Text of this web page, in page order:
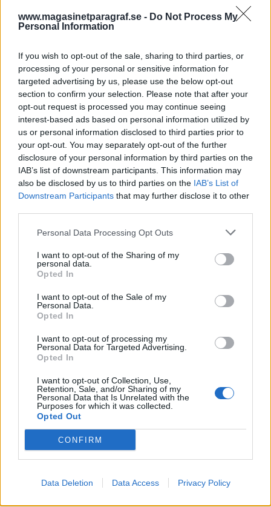
www.magasinetparagraf.se - Do Not Process My
Personal Information
If you wish to opt-out of the sale, sharing to third parties, or
processing of your personal or sensitive information for
targeted advertising by us, please use the below opt-out
section to confirm your selection. Please note that after your
opt-out request is processed you may continue seeing
interest-based ads based on personal information utilized by
us or personal information disclosed to third parties prior to
your opt-out. You may separately opt-out of the further
disclosure of your personal information by third parties on the
IAB’s list of downstream participants. This information may
also be disclosed by us to third parties on the IAB’s List of
Downstream Participants that may further disclose it to other
Personal Data Processing Opt Outs
I want to opt-out of the Sharing of my
personal data.
Opted In
I want to opt-out of the Sale of my
Personal Data.
Opted In
I want to opt-out of processing my
Personal Data for Targeted Advertising.
Opted In
I want to opt-out of Collection, Use,
Retention, Sale, and/or Sharing of my
Personal Data that Is Unrelated with the
Purposes for which it was collected.
Opted Out
CONFIRM
Data Deletion Data Access Privacy Policy
DEBATT
En uppdiktad verklighet
Envar som är någorlunda insatt i det svenska
rättssystemet vet att Åklagarmyndigheten, enligt
23 kap. 4 § rättegångsbalken, förpliktas att
som till nackdel för den misstänkte.
Bryter Kriminalvården
den onda cirkeln?
Som det gamla uttrycket lyder: Lås in skurken
och kasta bort nyckeln, blir synsättet en aning
utan för att Kriminalvården har som uttalat mål: